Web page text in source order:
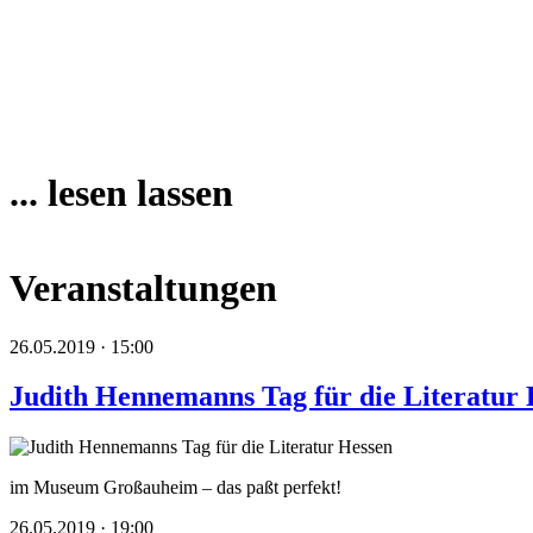
... lesen lassen
Veranstaltungen
26.05.2019 · 15:00
Judith Hennemanns Tag für die Literatur
im Museum Großauheim – das paßt perfekt!
26.05.2019 · 19:00